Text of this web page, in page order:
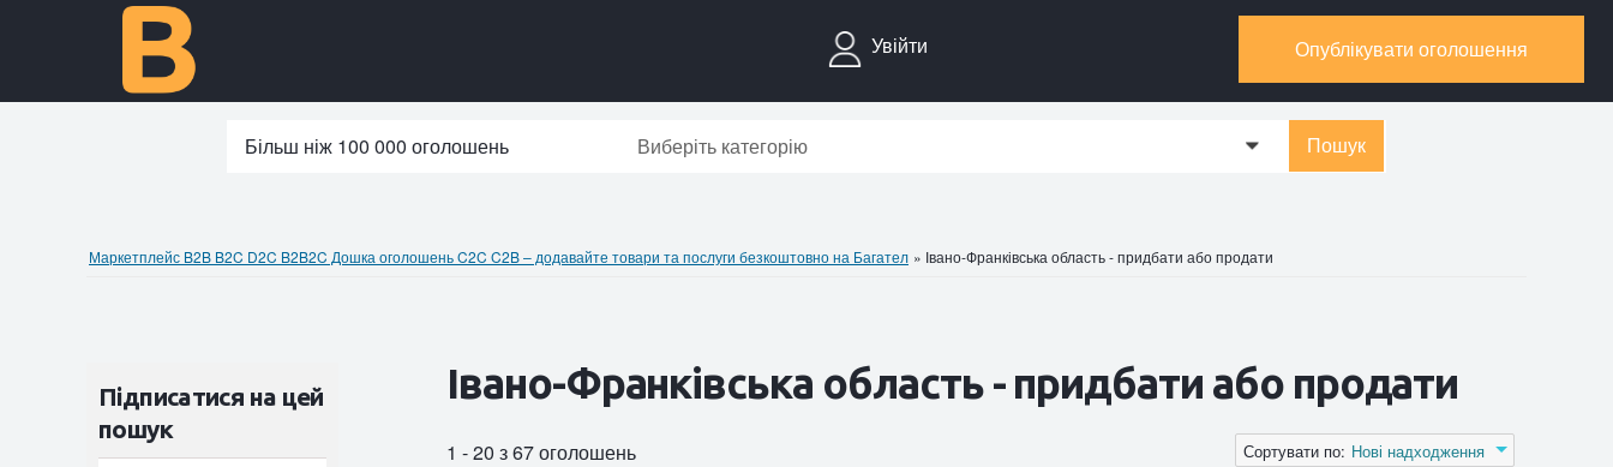
Увійти Опублікувати оголошення
Більш ніж 100 000 оголошень Виберіть категорію 0 Пошук
Маркетплейс B2B B2C D2C B2B2C Дошка оголошень C2C C2B – додавайте товари та послуги безкоштовно на Багател » Івано-Франківська область - придбати або продати
Підписатися на цей
пошук
Івано-Франківська область - придбати або продати
1 - 20 з 67 оголошень Сортувати по: Нові надходження